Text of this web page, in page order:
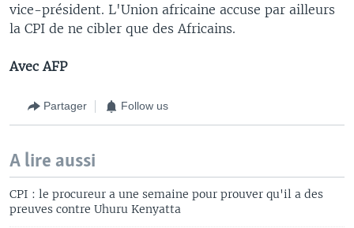
vice-président. L'Union africaine accuse par ailleurs
la CPI de ne cibler que des Africains.
Avec AFP
Partager Follow us
A lire aussi
CPI : le procureur a une semaine pour prouver qu'il a des
preuves contre Uhuru Kenyatta